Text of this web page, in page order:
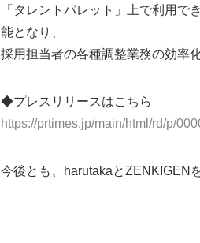
「タレントパレット」上で利用
能となり、
採用担当者の各種調整業務の効率
◆プレスリリースはこちら
https://prtimes.jp/main/html/rd/p/
今後とも、harutakaとZENKIGEN